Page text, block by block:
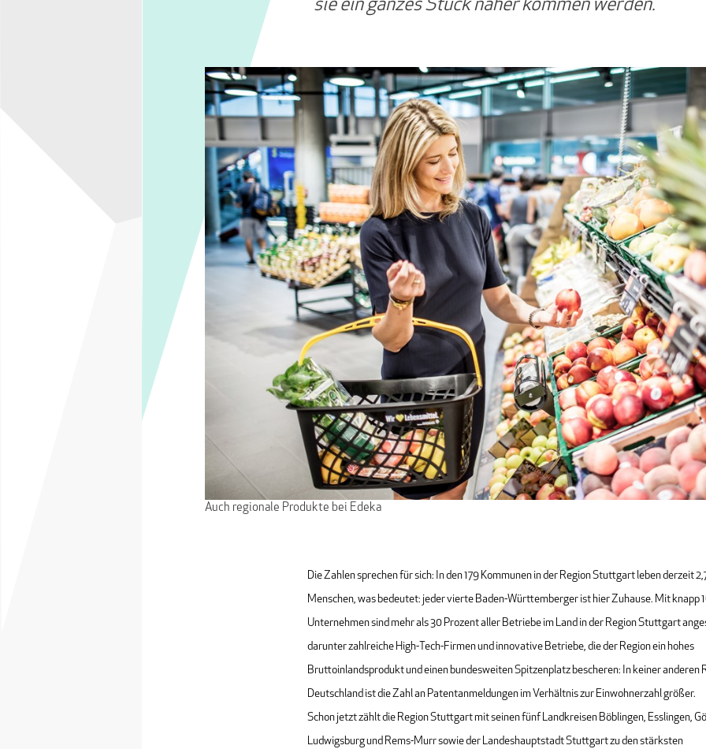
sie ein ganzes Stück näher kommen werden.
Auch regionale Produkte bei Edeka
Die Zahlen sprechen für sich: In den 179 Kommunen in der Region Stuttgart leben derzeit
Menschen, was bedeutet: jeder vierte Baden-Württemberger ist hier Zuhause. Mit knapp
Unternehmen sind mehr als 30 Prozent aller Betriebe im Land in der Region Stuttgart
darunter zahlreiche High-Tech-Firmen und innovative Betriebe, die der Region ein hohes
Bruttoinlandsprodukt und einen bundesweiten Spitzenplatz bescheren: In keiner anderen
Deutschland ist die Zahl an Patentanmeldungen im Verhältnis zur Einwohnerzahl größer.
Schon jetzt zählt die Region Stuttgart mit seinen fünf Landkreisen Böblingen, Esslingen,
Ludwigsburg und Rems-Murr sowie der Landeshauptstadt Stuttgart zu den stärksten